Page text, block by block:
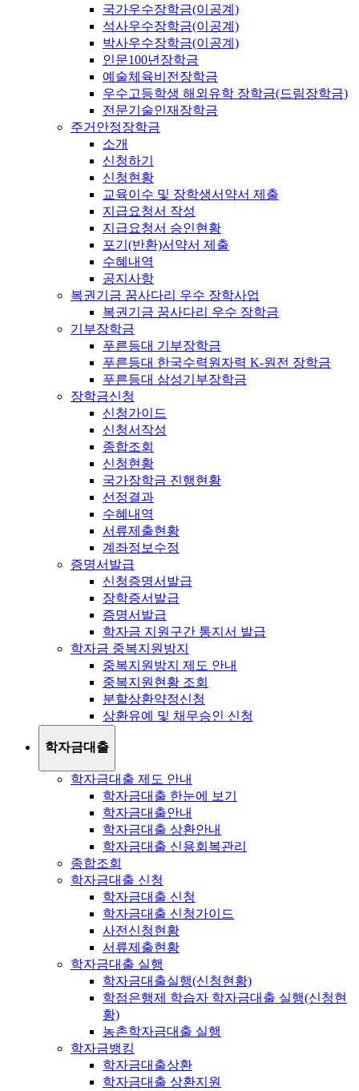
국가우수장학금(이공계)
석사우수장학금(이공계)
박사우수장학금(이공계)
인문100년장학금
예술체육비전장학금
우수고등학생 해외유학 장학금(드림장학금)
전문기술인재장학금
주거안정장학금
소개
신청하기
신청현황
교육이수 및 장학생서약서 제출
지급요청서 작성
지급요청서 승인현황
포기(반환)서약서 제출
수혜내역
공지사항
복권기금 꿈사다리 우수 장학사업
복권기금 꿈사다리 우수 장학금
기부장학금
푸른등대 기부장학금
푸른등대 한국수력원자력 K-원전 장학금
푸른등대 삼성기부장학금
장학금신청
신청가이드
신청서작성
종합조회
신청현황
국가장학금 진행현황
선정결과
수혜내역
서류제출현황
계좌정보수정
증명서발급
신청증명서발급
장학증서발급
증명서발급
학자금 지원구간 통지서 발급
학자금 중복지원방지
중복지원방지 제도 안내
중복지원현황 조회
분할상환약정신청
상환유예 및 채무승인 신청
학자금대출
학자금대출 제도 안내
학자금대출 한눈에 보기
학자금대출안내
학자금대출 상환안내
학자금대출 신용회복관리
종합조회
학자금대출 신청
학자금대출 신청
학자금대출 신청가이드
사전신청현황
서류제출현황
학자금대출 실행
학자금대출실행(신청현황)
학점은행제 학습자 학자금대출 실행(신청현
황)
농촌학자금대출 실행
학자금뱅킹
학자금대출상환
학자금대출 상환지원